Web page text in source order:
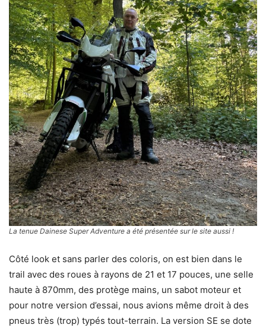
La tenue Dainese Super Adventure a été présentée sur le site aussi !
Côté look et sans parler des coloris, on est bien dans le
trail avec des roues à rayons de 21 et 17 pouces, une selle
haute à 870mm, des protège mains, un sabot moteur et
pour notre version d’essai, nous avions même droit à des
pneus très (trop) typés tout-terrain. La version SE se dote